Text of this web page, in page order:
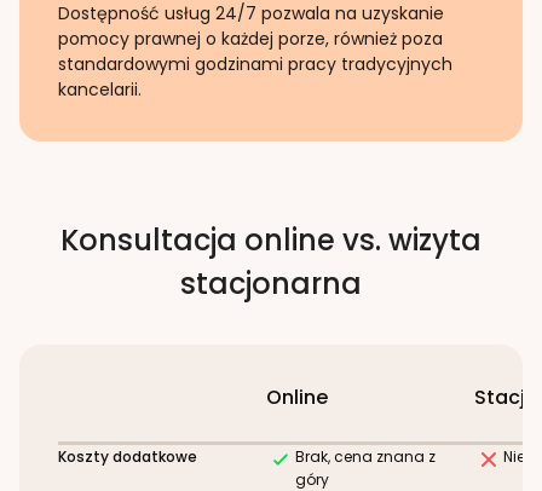
Dostępność usług 24/7 pozwala na uzyskanie
pomocy prawnej o każdej porze, również poza
standardowymi godzinami pracy tradycyjnych
kancelarii.
Konsultacja online vs. wizyta
stacjonarna
Online
Koszty dodatkowe
Brak, cena znana z
góry